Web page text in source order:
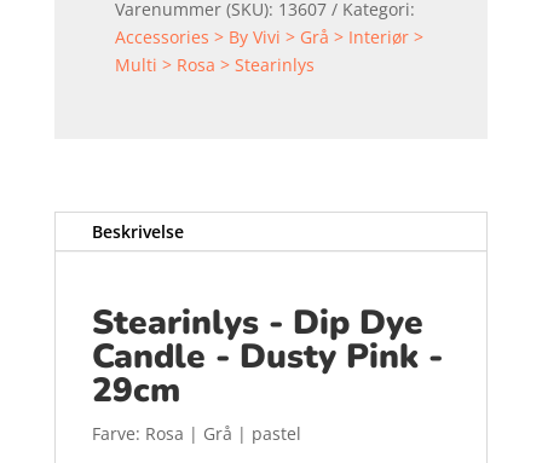
Varenummer (SKU): 13607
Kategori:
Accessories > By Vivi > Grå > Interiør >
Multi > Rosa > Stearinlys
Beskrivelse
Stearinlys - Dip Dye
Candle - Dusty Pink -
29cm
Farve: Rosa | Grå | pastel